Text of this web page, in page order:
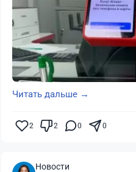
Читать дальше →
2 2 0 0
Новости